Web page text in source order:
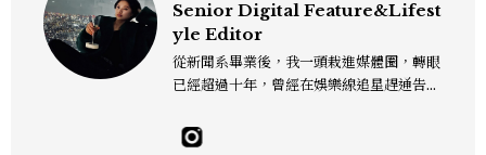
Senior Digital Feature&Lifest
yle Editor
從新聞系畢業後，我一頭栽進媒體圈，轉眼
已經超過十年，曾經在娛樂線追星趕通告，
紅。現在我的日常多是與美食、生活與旅遊